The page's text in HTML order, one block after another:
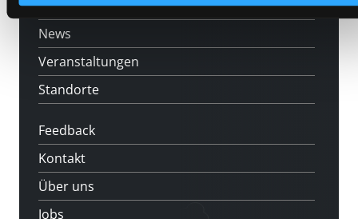
[kju:b]
News
Veranstaltungen
Standorte
Feedback
Kontakt
Über uns
Jobs